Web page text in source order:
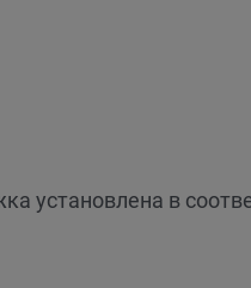
установлена в